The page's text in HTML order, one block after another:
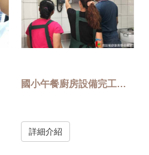
國小午餐廚房設備完工教育訓練
詳細介紹